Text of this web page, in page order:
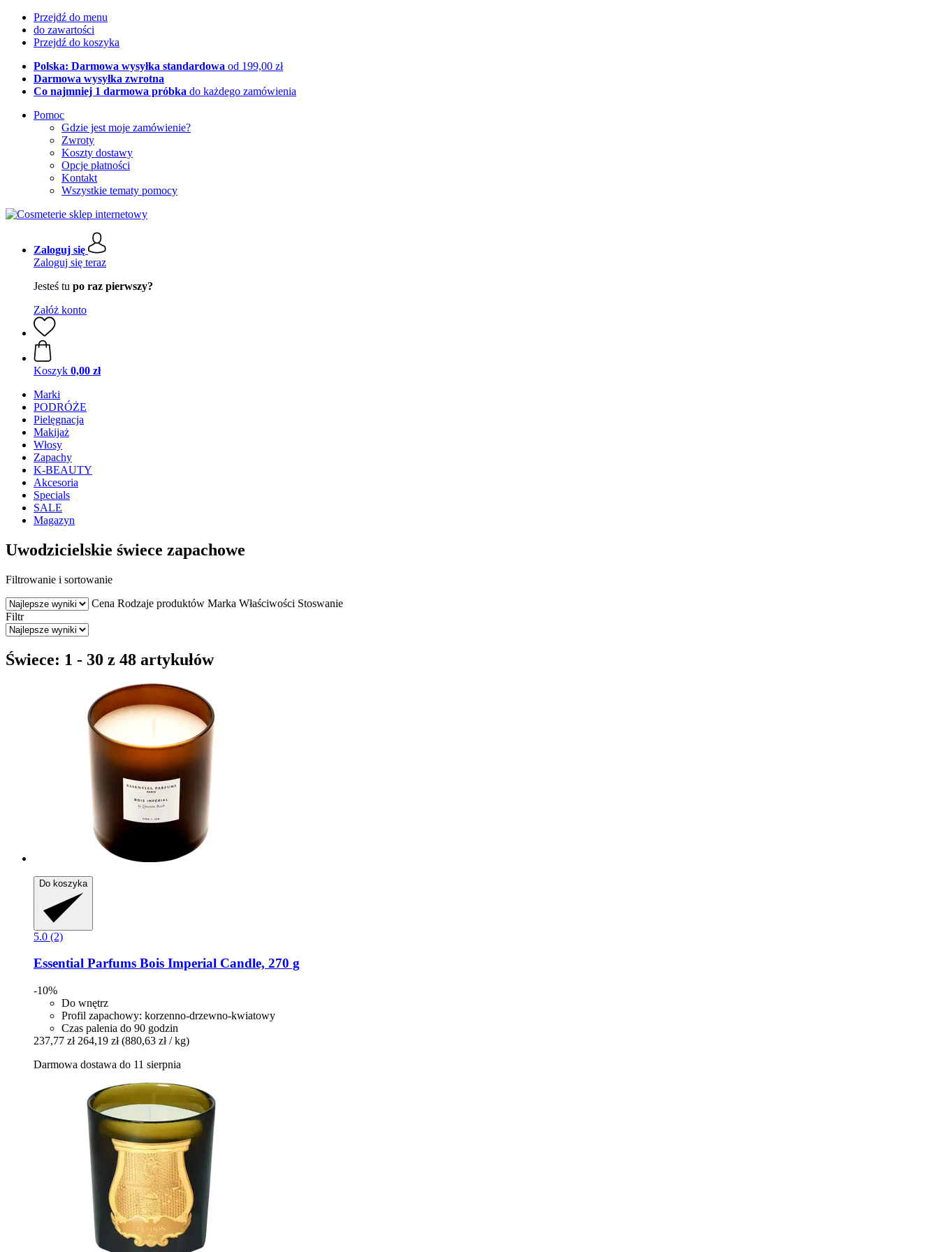
Przejdź do menu
do zawartości
Przejdź do koszyka
Polska: Darmowa wysyłka standardowa od 199,00 zł
Darmowa wysyłka zwrotna
Co najmniej 1 darmowa próbka do każdego zamówienia
Pomoc
Gdzie jest moje zamówienie?
Zwroty
Koszty dostawy
Opcje płatności
Kontakt
Wszystkie tematy pomocy
Zaloguj się
Zaloguj się teraz
Jesteś tu po raz pierwszy?
Załóż konto
Koszyk 0,00 zł
Marki
PODRÓŻE
Pielęgnacja
Makijaż
Włosy
Zapachy
K-BEAUTY
Akcesoria
Specials
SALE
Magazyn
Uwodzicielskie świece zapachowe
Filtrowanie i sortowanie
Cena Rodzaje produktów Marka Właściwości Stoswanie
Filtr
Świece: 1 - 30 z 48 artykułów
Do koszyka
5.0 (2)
Essential Parfums Bois Imperial Candle, 270 g
-10%
Do wnętrz
Profil zapachowy: korzenno-drzewno-kwiatowy
Czas palenia do 90 godzin
237,77 zł 264,19 zł (880,63 zł / kg)
Darmowa dostawa do 11 sierpnia